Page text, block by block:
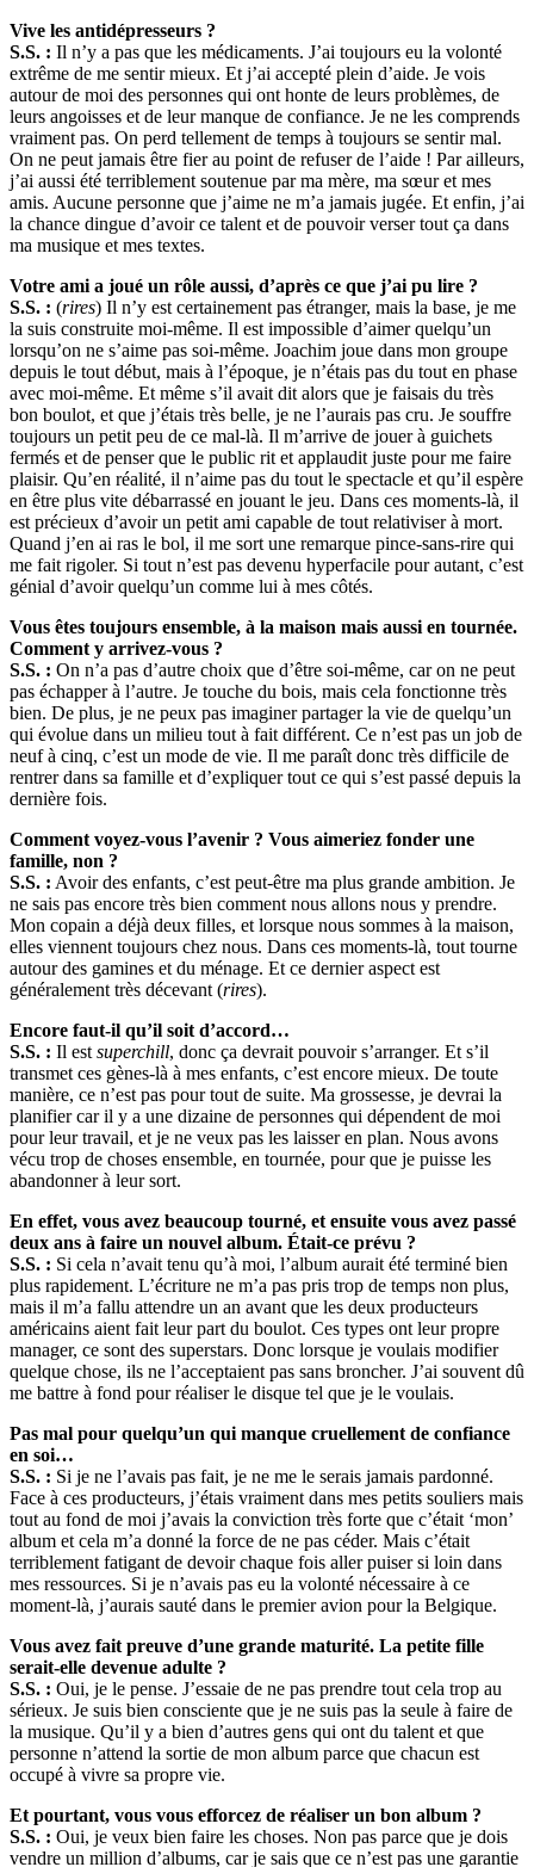
Vive les antidépresseurs ?
S.S. : Il n’y a pas que les médicaments. J’ai toujours eu la volonté
extrême de me sentir mieux. Et j’ai accepté plein d’aide. Je vois
autour de moi des personnes qui ont honte de leurs problèmes, de
leurs angoisses et de leur manque de confiance. Je ne les comprends
vraiment pas. On perd tellement de temps à toujours se sentir mal.
On ne peut jamais être fier au point de refuser de l’aide ! Par ailleurs,
j’ai aussi été terriblement soutenue par ma mère, ma sœur et mes
amis. Aucune personne que j’aime ne m’a jamais jugée. Et enfin, j’ai
la chance dingue d’avoir ce talent et de pouvoir verser tout ça dans
ma musique et mes textes.
Votre ami a joué un rôle aussi, d’après ce que j’ai pu lire ?
S.S. : (rires) Il n’y est certainement pas étranger, mais la base, je me
la suis construite moi-même. Il est impossible d’aimer quelqu’un
lorsqu’on ne s’aime pas soi-même. Joachim joue dans mon groupe
depuis le tout début, mais à l’époque, je n’étais pas du tout en phase
avec moi-même. Et même s’il avait dit alors que je faisais du très
bon boulot, et que j’étais très belle, je ne l’aurais pas cru. Je souffre
toujours un petit peu de ce mal-là. Il m’arrive de jouer à guichets
fermés et de penser que le public rit et applaudit juste pour me faire
plaisir. Qu’en réalité, il n’aime pas du tout le spectacle et qu’il espère
en être plus vite débarrassé en jouant le jeu. Dans ces moments-là, il
est précieux d’avoir un petit ami capable de tout relativiser à mort.
Quand j’en ai ras le bol, il me sort une remarque pince-sans-rire qui
me fait rigoler. Si tout n’est pas devenu hyperfacile pour autant, c’est
génial d’avoir quelqu’un comme lui à mes côtés.
Vous êtes toujours ensemble, à la maison mais aussi en tournée.
Comment y arrivez-vous ?
S.S. : On n’a pas d’autre choix que d’être soi-même, car on ne peut
pas échapper à l’autre. Je touche du bois, mais cela fonctionne très
bien. De plus, je ne peux pas imaginer partager la vie de quelqu’un
qui évolue dans un milieu tout à fait différent. Ce n’est pas un job de
neuf à cinq, c’est un mode de vie. Il me paraît donc très difficile de
rentrer dans sa famille et d’expliquer tout ce qui s’est passé depuis la
dernière fois.
Comment voyez-vous l’avenir ? Vous aimeriez fonder une
famille, non ?
S.S. : Avoir des enfants, c’est peut-être ma plus grande ambition. Je
ne sais pas encore très bien comment nous allons nous y prendre.
Mon copain a déjà deux filles, et lorsque nous sommes à la maison,
elles viennent toujours chez nous. Dans ces moments-là, tout tourne
autour des gamines et du ménage. Et ce dernier aspect est
généralement très décevant (rires).
Encore faut-il qu’il soit d’accord…
S.S. : Il est superchill, donc ça devrait pouvoir s’arranger. Et s’il
transmet ces gènes-là à mes enfants, c’est encore mieux. De toute
manière, ce n’est pas pour tout de suite. Ma grossesse, je devrai la
planifier car il y a une dizaine de personnes qui dépendent de moi
pour leur travail, et je ne veux pas les laisser en plan. Nous avons
vécu trop de choses ensemble, en tournée, pour que je puisse les
abandonner à leur sort.
En effet, vous avez beaucoup tourné, et ensuite vous avez passé
deux ans à faire un nouvel album. Était-ce prévu ?
S.S. : Si cela n’avait tenu qu’à moi, l’album aurait été terminé bien
plus rapidement. L’écriture ne m’a pas pris trop de temps non plus,
mais il m’a fallu attendre un an avant que les deux producteurs
américains aient fait leur part du boulot. Ces types ont leur propre
manager, ce sont des superstars. Donc lorsque je voulais modifier
quelque chose, ils ne l’acceptaient pas sans broncher. J’ai souvent dû
me battre à fond pour réaliser le disque tel que je le voulais.
Pas mal pour quelqu’un qui manque cruellement de confiance
en soi…
S.S. : Si je ne l’avais pas fait, je ne me le serais jamais pardonné.
Face à ces producteurs, j’étais vraiment dans mes petits souliers mais
tout au fond de moi j’avais la conviction très forte que c’était ‘mon’
album et cela m’a donné la force de ne pas céder. Mais c’était
terriblement fatigant de devoir chaque fois aller puiser si loin dans
mes ressources. Si je n’avais pas eu la volonté nécessaire à ce
moment-là, j’aurais sauté dans le premier avion pour la Belgique.
Vous avez fait preuve d’une grande maturité. La petite fille
serait-elle devenue adulte ?
S.S. : Oui, je le pense. J’essaie de ne pas prendre tout cela trop au
sérieux. Je suis bien consciente que je ne suis pas la seule à faire de
la musique. Qu’il y a bien d’autres gens qui ont du talent et que
personne n’attend la sortie de mon album parce que chacun est
occupé à vivre sa propre vie.
Et pourtant, vous vous efforcez de réaliser un bon album ?
S.S. : Oui, je veux bien faire les choses. Non pas parce que je dois
vendre un million d’albums, car je sais que ce n’est pas une garantie